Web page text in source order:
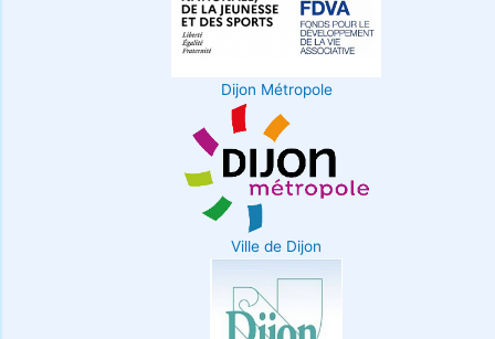
Dijon Métropole
Ville de Dijon